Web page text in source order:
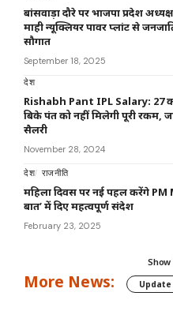
बांसवाड़ा दौरे पर भाजपा प्रदेश
माही न्यूक्लियर पावर प्लांट से
सौगात
September 18, 2025
देश
Rishabh Pant IPL Salary: 27
बिके पंत को नहीं मिलेगी पूरी रकम,
सैलरी
November 28, 2024
देश राजनीति
महिला दिवस पर नई पहल करेंगे PM
बात’ में दिए महत्वपूर्ण संदेश
February 23, 2025
More News: